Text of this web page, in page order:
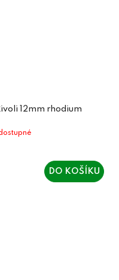
12mm rhodium
DO KOŠÍKU